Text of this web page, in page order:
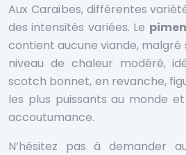
Aux Caraïbes, différentes
des intensités variées. Le
contient aucune viande,
niveau de chaleur modéré,
scotch bonnet, en revanche,
les plus puissants au monde
accoutumance.
N’hésitez pas à demander